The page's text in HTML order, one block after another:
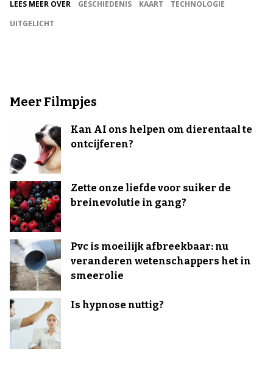
LEES MEER OVER GESCHIEDENIS KAART
TECHNOLOGIE
UITGELICHT
Meer Filmpjes
Kan AI ons helpen om dierentaal te
ontcijferen?
Zette onze liefde voor suiker de
breinevolutie in gang?
Pvc is moeilijk afbreekbaar: nu
veranderen wetenschappers het in
smeerolie
Is hypnose nuttig?